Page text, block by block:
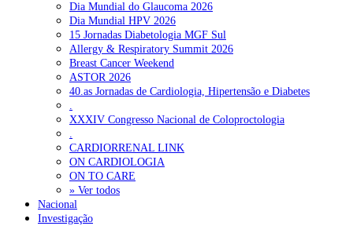
Estudantes de Medicina representados na 79.ª World Health
Assembly 6 de Agosto, 2026
SCORA X-Change Portugal promove formação internacional
em saúde sexual e reprodutiva
ANEM reúne com coordenador do Pacto Estratégico para a
Saúde 6 de Agosto, 2026
Sindicato diz que nova carreira de médicos dentistas reforça
estabilidade no SNS 6 de Agosto, 2026
NOTÍCIAS MAIS LIDAS
Dia Mundial do Glaucoma 2026
Dia Mundial HPV 2026
15 Jornadas Diabetologia MGF Sul
Allergy & Respiratory Summit 2026
Breast Cancer Weekend
ASTOR 2026
40.as Jornadas de Cardiologia, Hipertensão e Diabetes
.
XXXIV Congresso Nacional de Coloproctologia
.
CARDIORRENAL LINK
ON CARDIOLOGIA
ON TO CARE
» Ver todos
Nacional
Investigação